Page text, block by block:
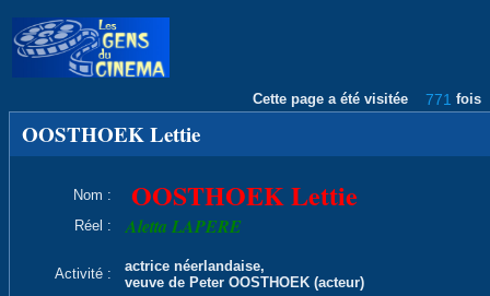
Cette page a été visitée 771 fois
OOSTHOEK Lettie
Nom : OOSTHOEK Lettie
Réel : Aletta LAPERE
Activité :
actrice néerlandaise,
veuve de Peter OOSTHOEK (acteur)